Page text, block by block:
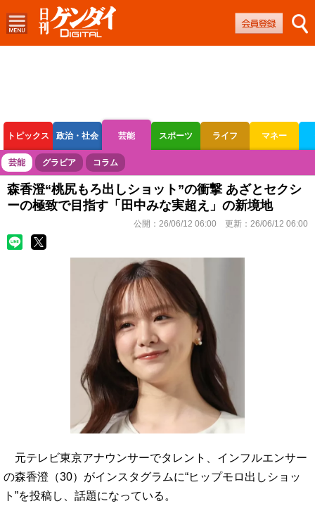
トピックス 政治・社会 芸能 スポーツ ライフ マネー
ボートレース 競輪 オートレース
芸能 グラビア コラム
森香澄“桃尻もろ出しショット”の衝撃 あざとセクシ
ーの極致で目指す「田中みな実超え」の新境地
公開： 26/06/12 06:00 更新： 26/06/12 06:00
元テレビ東京アナウンサーでタレント、インフルエンサー
の森香澄（30）がインスタグラムに“ヒップモロ出しショッ
ト”を投稿し、話題になっている。